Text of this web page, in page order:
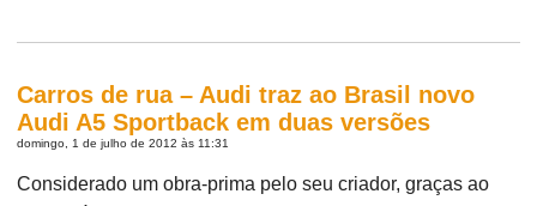
Carros de rua – Audi traz ao Brasil novo
Audi A5 Sportback em duas versões
domingo, 1 de julho de 2012 às 11:31
Considerado um obra-prima pelo seu criador, graças ao